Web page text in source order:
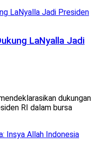
LaNyalla Jadi
dukungan
RI dalam bursa